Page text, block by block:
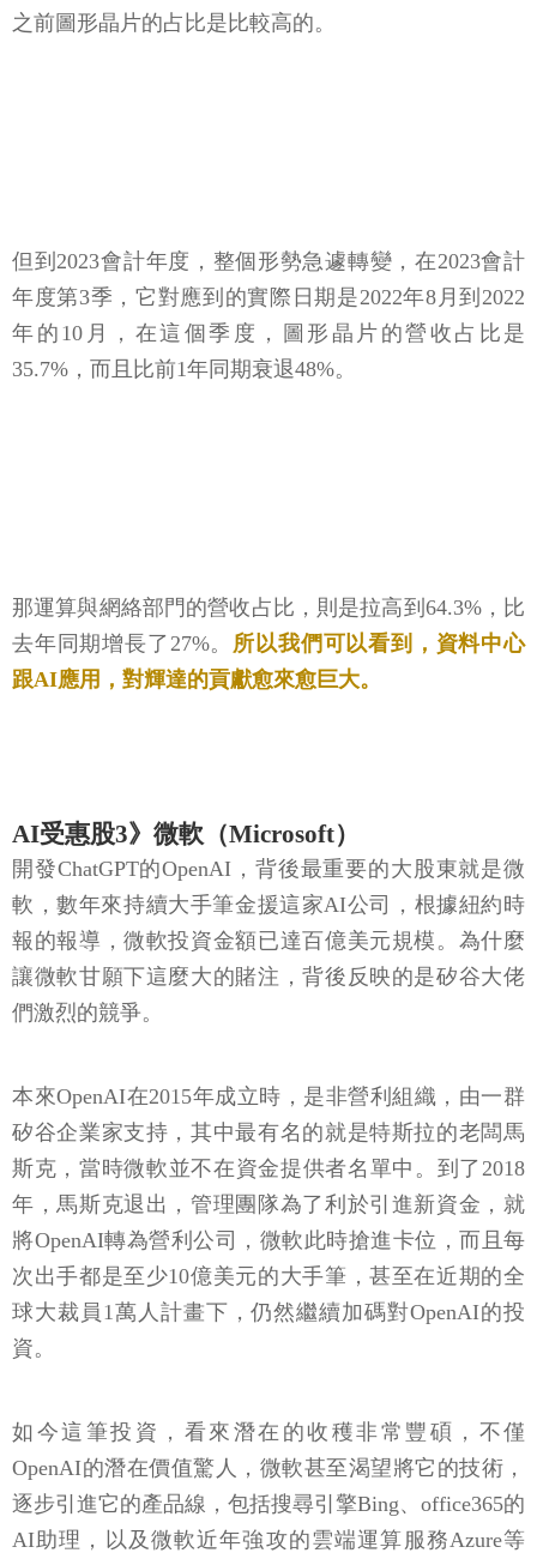
之前圖形晶片的占比是比較高的。
但到2023會計年度，整個形勢急遽轉變，在2023會計
年度第3季，它對應到的實際日期是2022年8月到2022
年的10月，在這個季度，圖形晶片的營收占比是
35.7%，而且比前1年同期衰退48%。
那運算與網絡部門的營收占比，則是拉高到64.3%，比
去年同期增長了27%。 所以我們可以看到，資料中心
跟AI應用，對輝達的貢獻愈來愈巨大。
AI受惠股3》微軟（Microsoft）
開發ChatGPT的OpenAI，背後最重要的大股東就是微
軟，數年來持續大手筆金援這家AI公司，根據紐約時
報的報導，微軟投資金額已達百億美元規模。為什麼
讓微軟甘願下這麼大的賭注，背後反映的是矽谷大佬
們激烈的競爭。
本來OpenAI在2015年成立時，是非營利組織，由一群
矽谷企業家支持，其中最有名的就是特斯拉的老闆馬
斯克，當時微軟並不在資金提供者名單中。到了2018
年，馬斯克退出，管理團隊為了利於引進新資金，就
將OpenAI轉為營利公司，微軟此時搶進卡位，而且每
次出手都是至少10億美元的大手筆，甚至在近期的全
球大裁員1萬人計畫下，仍然繼續加碼對OpenAI的投
資。
如今這筆投資，看來潛在的收穫非常豐碩，不僅
OpenAI的潛在價值驚人，微軟甚至渴望將它的技術，
逐步引進它的產品線，包括搜尋引擎Bing、office365的
AI助理，以及微軟近年強攻的雲端運算服務Azure等